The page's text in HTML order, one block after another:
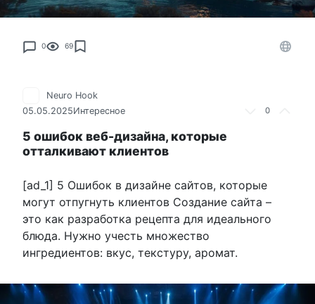
0 69
0
Neuro Hook
05.05.2025Интересное
5 ошибок веб-дизайна, которые
отталкивают клиентов
[ad_1] 5 Ошибок в дизайне сайтов, которые
могут отпугнуть клиентов Создание сайта –
это как разработка рецепта для идеального
блюда. Нужно учесть множество
ингредиентов: вкус, текстуру, аромат.